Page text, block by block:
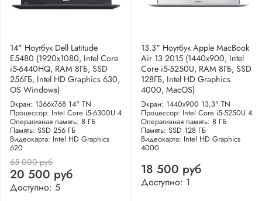
14" Ноутбук Dell Latitude
E5480 (1920х1080, Intel Core
i5-6440HQ, RAM 8ГБ, SSD
256ГБ, Intel HD Graphics 630,
OS Windows)
Экран: 1366x768 14" TN
Процессор: Intel Core i5-6300U 4
Оперативная память: 8 ГБ
Память: SSD 256 ГБ
Видеокарта: Intel HD Graphics
620
65 000 руб
20 500 руб
Доступно: 5
13.3" Ноутбук Apple MacBook
Air 13 2015 (1440x900, Intel
Core i5-5250U, RAM 8ГБ, SSD
128ГБ, Intel HD Graphics
4000, MacOS)
Экран: 1440x900 13,3" TN
Процессор: Intel Core i5-5250U 4
Оперативная память: 8 ГБ
Память: SSD 128 ГБ
Видеокарта: Intel HD Graphics
4000
18 500 руб
Доступно: 1